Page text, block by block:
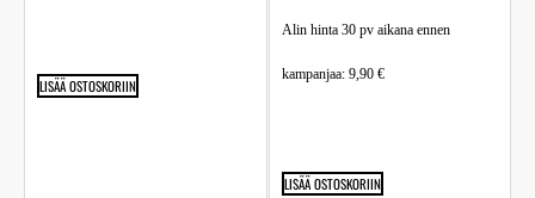
LISÄÄ OSTOSKORIIN
Alin hinta 30 pv aikana ennen
kampanjaa: 9,90 €
LISÄÄ OSTOSKORIIN